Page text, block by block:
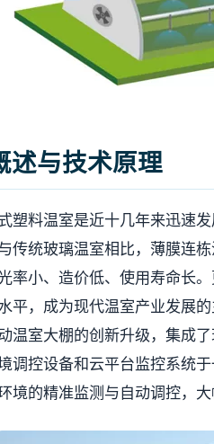
述与技术原理
塑料温室是近十几年来迅速
传统玻璃温室相比，薄膜连
率小、造价低、使用寿命长
平，成为现代温室产业发展
温室大棚的创新升级，集成
调控设备和云平台监控系统
境的精准监测与自动调控，